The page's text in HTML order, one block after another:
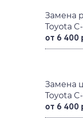
Замена
Toyota
от 6 400
Замена
Toyota
от 6 400